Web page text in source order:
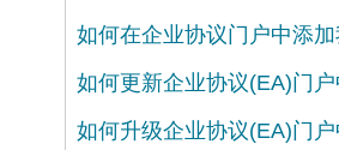
如何在企业协议门户中添加
如何更新企业协议(EA)门户
如何升级企业协议(EA)门户